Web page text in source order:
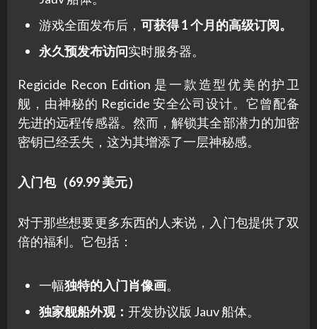
游戏全面发布后， 可获得 1 个月的高级订阅。
永久预发布访问实时服务器。
Regicide Recon Edition 是一款造型优美的护卫
舰，由神秘的 Regicide 安全公司设计。它曾配备
先进的远程传感器。然而，解锁其全部潜力的加密
密钥已经丢失，这为其增添了一层神秘感。
入门包（69.99 美元）
对于那些想要更多东西的人来说，入门包提供了双
倍的福利。它包括：
一幅独特的入门肖像画。
独家舰船外观： 开发协议版 Jauv 船体。